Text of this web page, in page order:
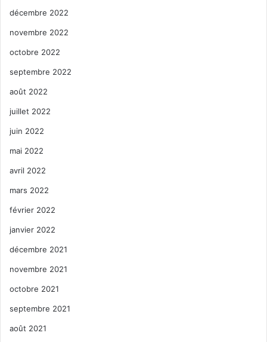
décembre 2022
novembre 2022
octobre 2022
septembre 2022
août 2022
juillet 2022
juin 2022
mai 2022
avril 2022
mars 2022
février 2022
janvier 2022
décembre 2021
novembre 2021
octobre 2021
septembre 2021
août 2021